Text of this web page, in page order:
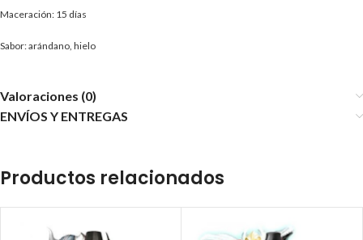
Maceración: 15 días
Sabor: arándano, hielo
Valoraciones (0)
ENVÍOS Y ENTREGAS
Productos relacionados